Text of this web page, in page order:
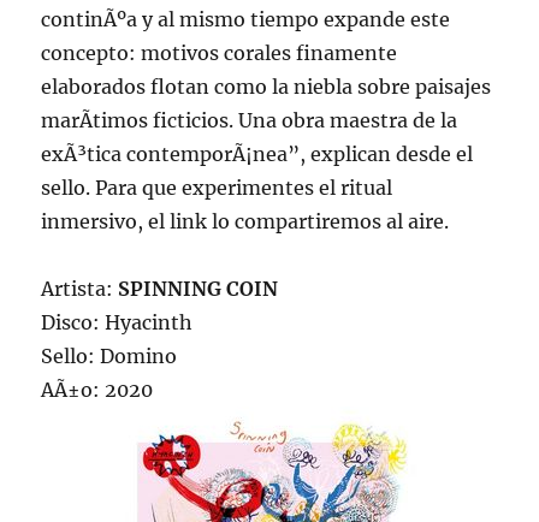
continÃºa y al mismo tiempo expande este
concepto: motivos corales finamente
elaborados flotan como la niebla sobre paisajes
marÃ­timos ficticios. Una obra maestra de la
exÃ³tica contemporÃ¡nea”, explican desde el
sello. Para que experimentes el ritual
inmersivo, el link lo compartiremos al aire.
Artista: SPINNING COIN
Disco: Hyacinth
Sello: Domino
AÃ±o: 2020